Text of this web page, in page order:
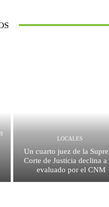
LOCALES
Un cuarto juez de la
Corte de Justicia declina a
evaluado por el CNM